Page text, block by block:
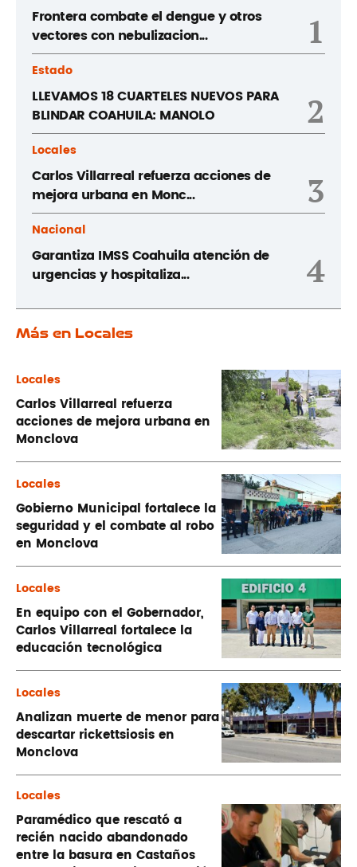
Frontera combate el dengue y otros
vectores con nebulizacion...
1
Estado
LLEVAMOS 18 CUARTELES NUEVOS PARA
BLINDAR COAHUILA: MANOLO
2
Locales
Carlos Villarreal refuerza acciones de
mejora urbana en Monc...
3
Nacional
Garantiza IMSS Coahuila atención de
urgencias y hospitaliza...
4
Más en Locales
Locales
Carlos Villarreal refuerza
acciones de mejora urbana en
Monclova
Locales
Gobierno Municipal fortalece la
seguridad y el combate al robo
en Monclova
Locales
En equipo con el Gobernador,
Carlos Villarreal fortalece la
educación tecnológica
Locales
Analizan muerte de menor para
descartar rickettsiosis en
Monclova
Locales
Paramédico que rescató a
recién nacido abandonado
entre la basura en Castaños